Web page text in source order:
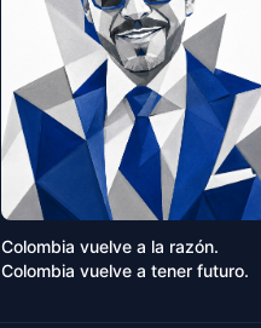
Colombia vuelve a la razón.
Colombia vuelve a tener futuro.